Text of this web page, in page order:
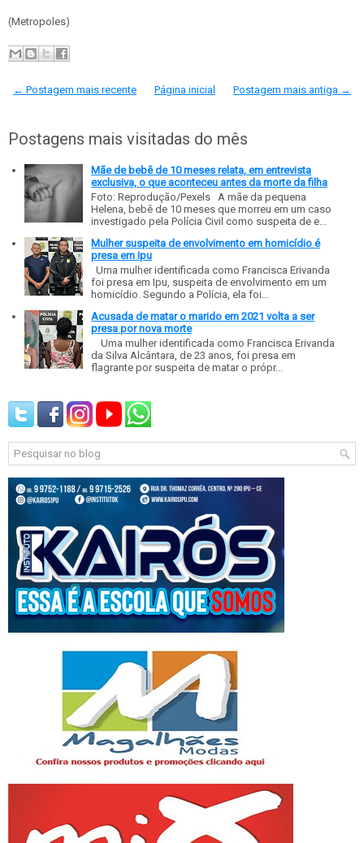
(Metropoles)
← Postagem mais recente Postagem mais antiga →
Página inicial
Postagens mais visitadas do mês
Mãe de bebê de 10 meses relata, em entrevista
exclusiva, o que aconteceu antes da morte da filha
Foto: Reprodução/Pexels A mãe da pequena
Helena, bebê de 10 meses que morreu em um caso
investigado pela Polícia Civil como suspeita de e...
Mulher suspeita de envolvimento em homicídio é
presa em Ipu
Uma mulher identificada como Francisca Erivanda
foi presa em Ipu, suspeita de envolvimento em um
homicídio. Segundo a Polícia, ela foi...
Acusada de matar o marido em 2021 volta a ser
presa por nova morte
Uma mulher identificada como Francisca Erivanda
da Silva Alcântara, de 23 anos, foi presa em
flagrante por suspeita de matar o própr...